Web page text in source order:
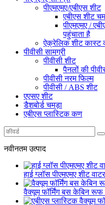
पीएमएमए/एबीएस शीट
एबीएस शीट
पीएमएमए /
पहुंचाता है
ऐक्रेलिक शीट कास्ट
पीवीसी सामग्री
पीवीसी शीट
पैनलों की
पीवीसी नरम फिल्म
पीवीसी / ABS शीट
एएसए शीट
डैशबोर्ड चमड़ा
एबीएस प्लास्टिक कण
नवीनतम उत्पाद
हाई ग्लॉस पीएमएमए शीट
वैक्यूम फॉर्मिंग बस केबिन